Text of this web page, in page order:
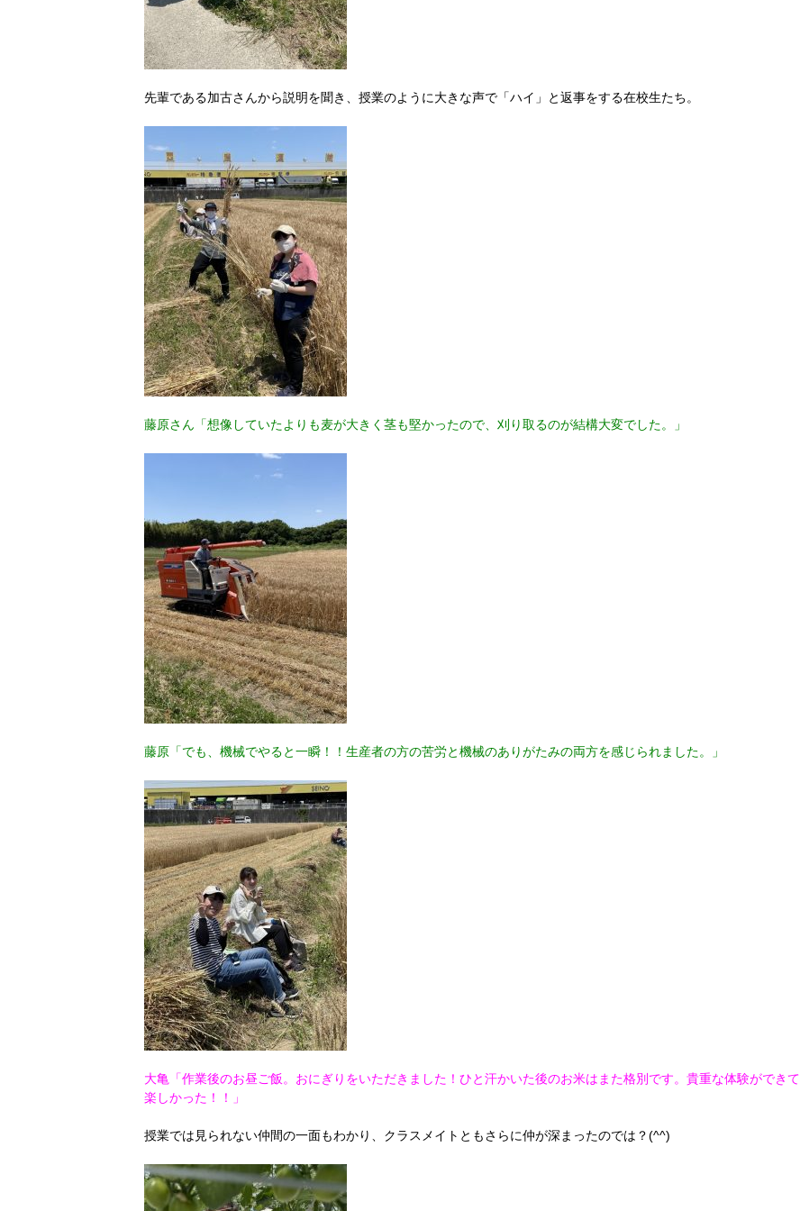
先輩である加古さんから説明を聞き、授業のように大きな声で「ハイ」と返事をする在校生たち。
藤原さん「想像していたよりも麦が大きく茎も堅かったので、刈り取るのが結構大変でした。」
藤原「でも、機械でやると一瞬！！生産者の方の苦労と機械のありがたみの両方を感じられました。」
大亀「作業後のお昼ご飯。おにぎりをいただきました！ひと汗かいた後のお米はまた格別です。貴重な体験ができて
楽しかった！！」
授業では見られない仲間の一面もわかり、クラスメイトともさらに仲が深まったのでは？(^^)